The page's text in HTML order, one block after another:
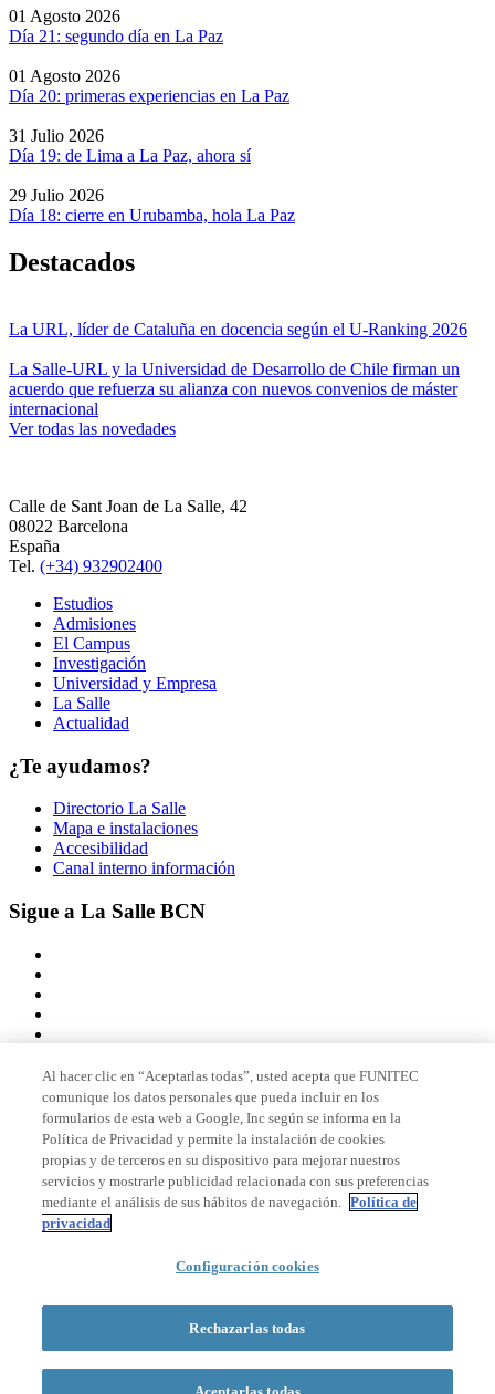
01 Agosto 2026
Día 21: segundo día en La Paz
01 Agosto 2026
Día 20: primeras experiencias en La Paz
31 Julio 2026
Día 19: de Lima a La Paz, ahora sí
29 Julio 2026
Día 18: cierre en Urubamba, hola La Paz
Destacados
La URL, líder de Cataluña en docencia según el U-Ranking 2026
La Salle-URL y la Universidad de Desarrollo de Chile firman un
acuerdo que refuerza su alianza con nuevos convenios de máster
internacional
Ver todas las novedades
Calle de Sant Joan de La Salle, 42
08022 Barcelona
España
Tel. (+34) 932902400
Estudios
Admisiones
El Campus
Investigación
Universidad y Empresa
La Salle
Actualidad
¿Te ayudamos?
Directorio La Salle
Mapa e instalaciones
Accesibilidad
Canal interno información
Sigue a La Salle BCN
Miembro de
Acreditaciones
© 2026 La Salle Campus Barcelona - URL |
Formulario de búsqueda
Al hacer clic en “Aceptarlas todas”, usted acepta que FUNITEC
comunique los datos personales que pueda incluir en los
formularios de esta web a Google, Inc según se informa en la
Política de Privacidad y permite la instalación de cookies
propias y de terceros en su dispositivo para mejorar nuestros
servicios y mostrarle publicidad relacionada con sus preferencias
mediante el análisis de sus hábitos de navegación. Política de
privacidad
Configuración cookies
Rechazarlas todas